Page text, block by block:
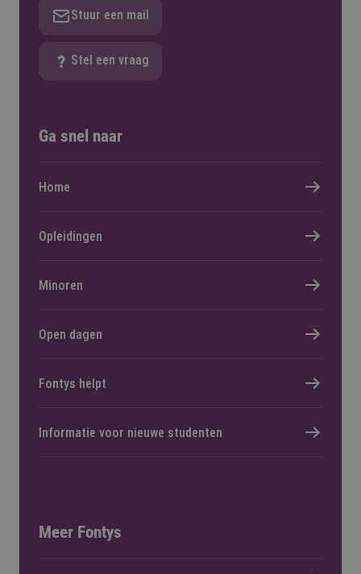
Stuur een mail
Stel een vraag
Ga snel naar
Home
Opleidingen
Minoren
Open dagen
Fontys helpt
Informatie voor nieuwe studenten
Meer Fontys